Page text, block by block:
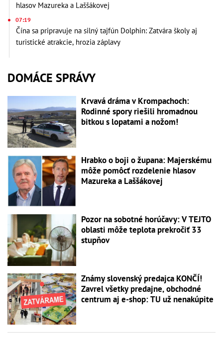
hlasov Mazureka a Laššákovej
07:19
Čína sa pripravuje na silný tajfún Dolphin: Zatvára školy aj
turistické atrakcie, hrozia záplavy
DOMÁCE SPRÁVY
Krvavá dráma v Krompachoch:
Rodinné spory riešili hromadnou
bitkou s lopatami a nožom!
Hrabko o boji o župana: Majerskému
môže pomôcť rozdelenie hlasov
Mazureka a Laššákovej
Pozor na sobotné horúčavy: V TEJTO
oblasti môže teplota prekročiť 33
stupňov
Známy slovenský predajca KONČÍ!
Zavrel všetky predajne, obchodné
centrum aj e-shop: TU už nenakúpite